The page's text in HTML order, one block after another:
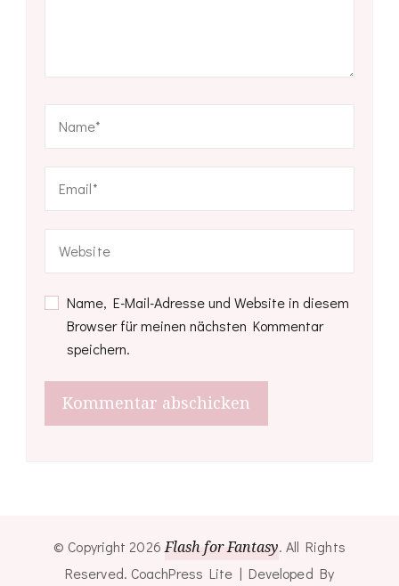
Name, E-Mail-Adresse und Website in diesem
Browser für meinen nächsten Kommentar
speichern.
© Copyright 2026 Flash for Fantasy. All Rights
Reserved. CoachPress Lite | Developed By